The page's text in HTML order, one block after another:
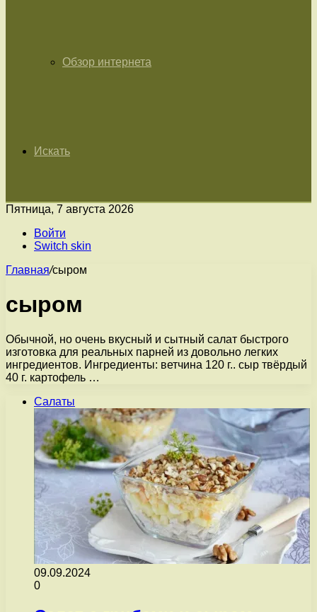
Обзор интернета
Искать
Пятница, 7 августа 2026
Войти
Switch skin
Главная/сыром
сыром
Обычной, но очень вкусный и сытный салат быстрого
изготовка для реальных парней из довольно легких
ингредиентов. Ингредиенты: ветчина 120 г.. сыр твёрдый
40 г. картофель …
Салаты
09.09.2024
0